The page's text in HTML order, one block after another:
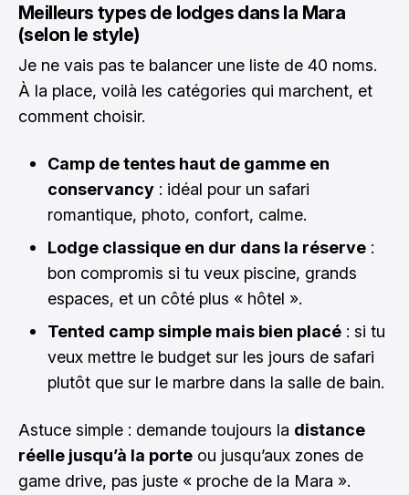
Meilleurs types de lodges dans la Mara
(selon le style)
Je ne vais pas te balancer une liste de 40 noms.
À la place, voilà les catégories qui marchent, et
comment choisir.
Camp de tentes haut de gamme en
conservancy : idéal pour un safari
romantique, photo, confort, calme.
Lodge classique en dur dans la réserve :
bon compromis si tu veux piscine, grands
espaces, et un côté plus « hôtel ».
Tented camp simple mais bien placé : si tu
veux mettre le budget sur les jours de safari
plutôt que sur le marbre dans la salle de bain.
Astuce simple : demande toujours la distance
réelle jusqu’à la porte ou jusqu’aux zones de
game drive, pas juste « proche de la Mara ».